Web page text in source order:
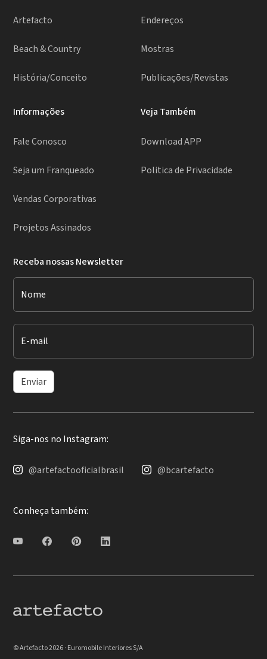
Artefacto
Beach & Country
História/Conceito
Endereços
Mostras
Publicações/Revistas
Informações
Fale Conosco
Seja um Franqueado
Vendas Corporativas
Projetos Assinados
Veja Também
Download APP
Politica de Privacidade
Receba nossas Newsletter
Nome
E-mail
Enviar
Siga-nos no Instagram:
@artefactooficialbrasil @bcartefacto
Conheça também:
© Artefacto 2026 · Euromobile Interiores S/A